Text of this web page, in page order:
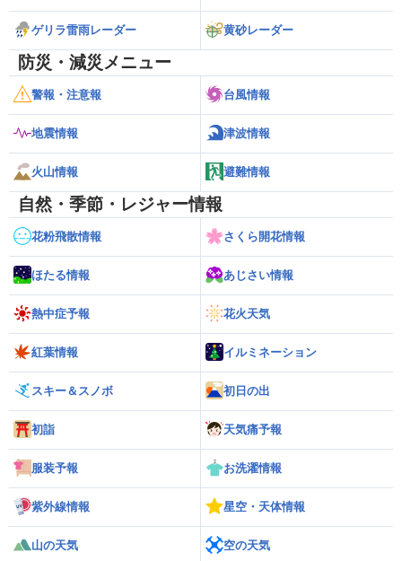
ゲリラ雷雨レーダー 黄砂レーダー
防災・減災メニュー
警報・注意報 台風情報
地震情報 津波情報
火山情報 避難情報
自然・季節・レジャー情報
花粉飛散情報 さくら開花情報
ほたる情報 あじさい情報
熱中症予報 花火天気
紅葉情報 イルミネーション
スキー＆スノボ 初日の出
初詣 天気痛予報
服装予報 お洗濯情報
紫外線情報 星空・天体情報
山の天気 空の天気